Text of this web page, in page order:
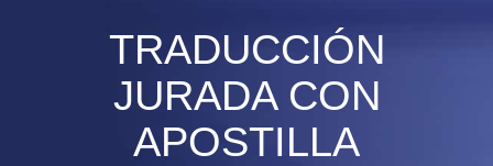
TRADUCCIÓN
JURADA CON
APOSTILLA